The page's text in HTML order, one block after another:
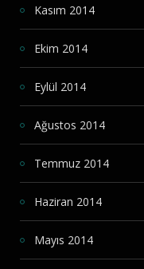
Kasım 2014
Ekim 2014
Eylül 2014
Ağustos 2014
Temmuz 2014
Haziran 2014
Mayıs 2014